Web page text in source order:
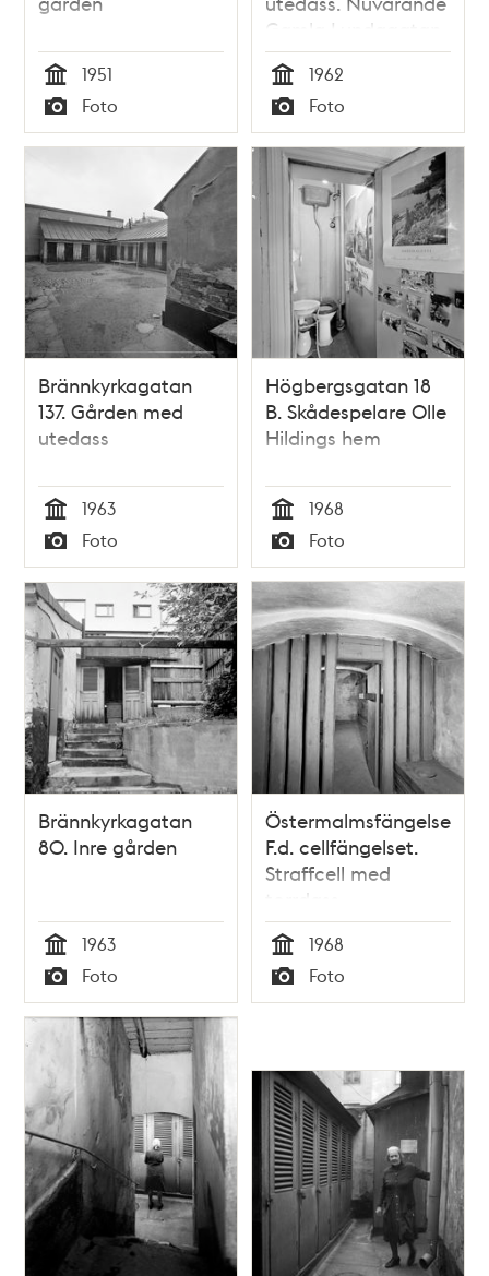
Tid
1951
Typ
Foto
Gamla Lundagatan,
kv. Haren
Tid
1962
Typ
Foto
Brännkyrkagatan
137. Gården med
utedass
Tid
1963
Typ
Foto
Högbergsgatan 18
B. Skådespelare Olle
Hildings hem
Tid
1968
Typ
Foto
Brännkyrkagatan
80. Inre gården
Tid
1963
Typ
Foto
Östermalmsfängelset.
F.d. cellfängelset.
Straffcell med
torrdass
Tid
1968
Typ
Foto